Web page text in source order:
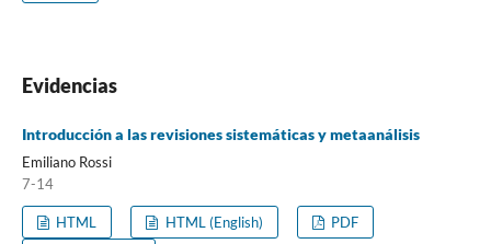
Evidencias
Introducción a las revisiones sistemáticas y metaanálisis
Emiliano Rossi
7-14
HTML HTML (English)
PDF